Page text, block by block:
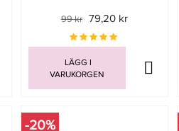
99 kr 79,20 kr
LÄGG I
VARUKORGEN
-20%